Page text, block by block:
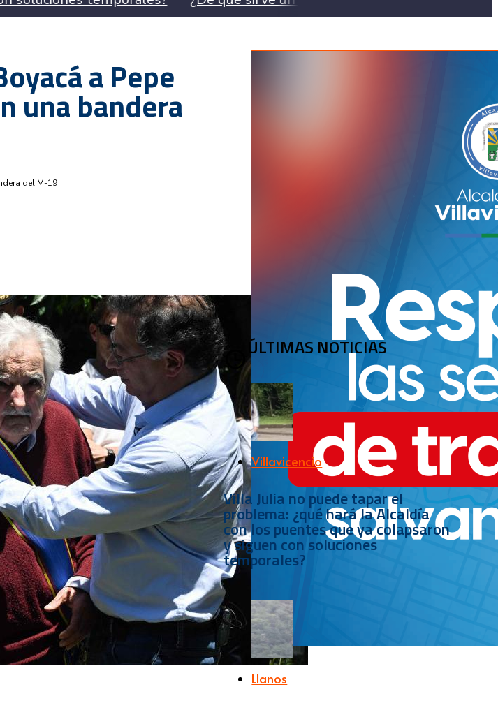
a Pepe
una bandera
del M-19
ÚLTIMAS NOTICIAS
Villavicencio
Villa Julia no puede tapar el
problema: ¿qué hará la Alcaldía
con los puentes que ya colapsaron
y siguen con soluciones
temporales?
Llanos